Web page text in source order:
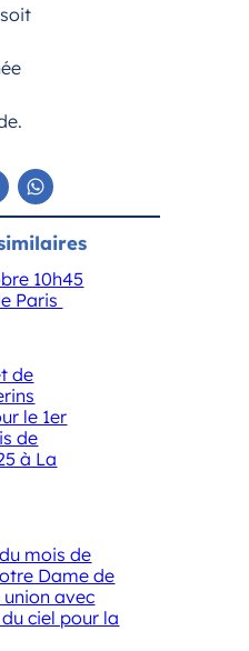
10h45
Paris
de
le 1er
de
à La
mois de
Dame de
avec
ciel pour la